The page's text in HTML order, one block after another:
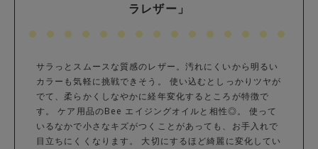
ラレザー」
サラっとスムースな質感のレザー。汚れにくいから明るい
カラーも気軽に挑戦できそう。 使い込むとしっかりツヤが
でて、柔らかくしなやかに経年変化するところが特徴で
す。 ケア用品のBee エイジングオイルと相性◎。 使って
いるなかで小さなキズがつくことがあっても、お手入れで
目立ちにくくなります。 大切にするほど綺麗に変化してい